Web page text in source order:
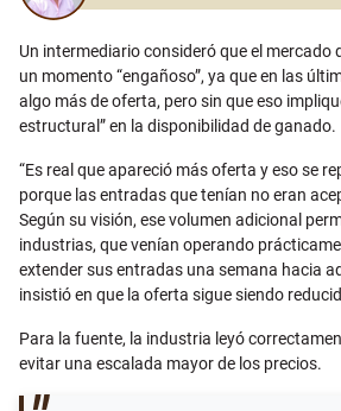
Un intermediario consideró que el mercado
un momento “engañoso”, ya que en las
algo más de oferta, pero sin que eso
estructural” en la disponibilidad de ganado.
“Es real que apareció más oferta y eso se
porque las entradas que tenían no eran
Según su visión, ese volumen adicional
industrias, que venían operando
extender sus entradas una semana hacia
insistió en que la oferta sigue siendo
Para la fuente, la industria leyó
evitar una escalada mayor de los precios.